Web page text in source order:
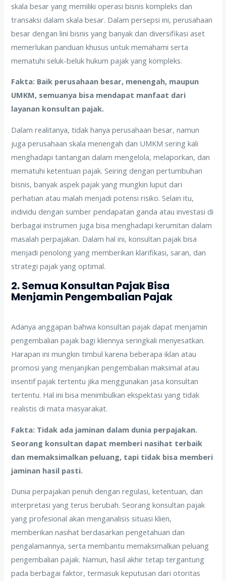
skala besar yang memiliki operasi bisnis kompleks dan
transaksi dalam skala besar. Dalam persepsi ini, perusahaan
besar dengan lini bisnis yang banyak dan diversifikasi aset
memerlukan panduan khusus untuk memahami serta
mematuhi seluk-beluk hukum pajak yang kompleks.
Fakta: Baik perusahaan besar, menengah, maupun
UMKM, semuanya bisa mendapat manfaat dari
layanan konsultan pajak.
Dalam realitanya, tidak hanya perusahaan besar, namun
juga perusahaan skala menengah dan UMKM sering kali
menghadapi tantangan dalam mengelola, melaporkan, dan
mematuhi ketentuan pajak. Seiring dengan pertumbuhan
bisnis, banyak aspek pajak yang mungkin luput dari
perhatian atau malah menjadi potensi risiko. Selain itu,
individu dengan sumber pendapatan ganda atau investasi di
berbagai instrumen juga bisa menghadapi kerumitan dalam
masalah perpajakan. Dalam hal ini, konsultan pajak bisa
menjadi penolong yang memberikan klarifikasi, saran, dan
strategi pajak yang optimal.
2. Semua Konsultan Pajak Bisa
Menjamin Pengembalian Pajak
Adanya anggapan bahwa konsultan pajak dapat menjamin
pengembalian pajak bagi kliennya seringkali menyesatkan.
Harapan ini mungkin timbul karena beberapa iklan atau
promosi yang menjanjikan pengembalian maksimal atau
insentif pajak tertentu jika menggunakan jasa konsultan
tertentu. Hal ini bisa menimbulkan ekspektasi yang tidak
realistis di mata masyarakat.
Fakta: Tidak ada jaminan dalam dunia perpajakan.
Seorang konsultan dapat memberi nasihat terbaik
dan memaksimalkan peluang, tapi tidak bisa memberi
jaminan hasil pasti.
Dunia perpajakan penuh dengan regulasi, ketentuan, dan
interpretasi yang terus berubah. Seorang konsultan pajak
yang profesional akan menganalisis situasi klien,
memberikan nasihat berdasarkan pengetahuan dan
pengalamannya, serta membantu memaksimalkan peluang
pengembalian pajak. Namun, hasil akhir tetap tergantung
pada berbagai faktor, termasuk keputusan dari otoritas